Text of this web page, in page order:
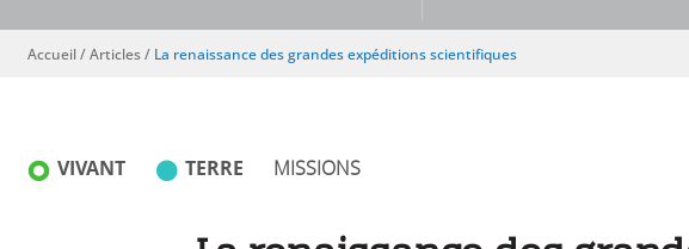
Vous êtes ici
Accueil/Articles/ La renaissance des grandes expéditions scientifiques
VIVANT TERRE MISSIONS